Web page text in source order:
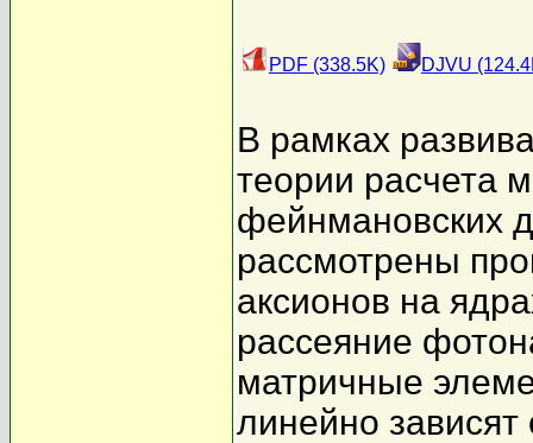
PDF (338.5K) DJVU
В рамках
теории расчета
фейнмановских
рассмотрены
аксионов на
рассеяние
матричные
линейно зависят